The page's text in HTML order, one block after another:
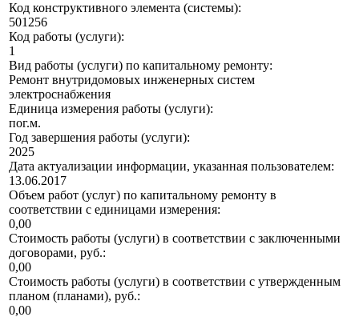
Код конструктивного элемента (системы):
501256
Код работы (услуги):
1
Вид работы (услуги) по капитальному ремонту:
Ремонт внутридомовых инженерных систем
электроснабжения
Единица измерения работы (услуги):
пог.м.
Год завершения работы (услуги):
2025
Дата актуализации информации, указанная пользователем:
13.06.2017
Объем работ (услуг) по капитальному ремонту в
соответствии с единицами измерения:
0,00
Стоимость работы (услуги) в соответствии с заключенными
договорами, руб.:
0,00
Стоимость работы (услуги) в соответствии с утвержденным
планом (планами), руб.:
0,00